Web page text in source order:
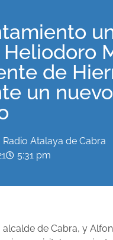
Heliodoro
de
un nuevo
Radio Atalaya de Cabra
5:31 pm
alcalde de Cabra, y